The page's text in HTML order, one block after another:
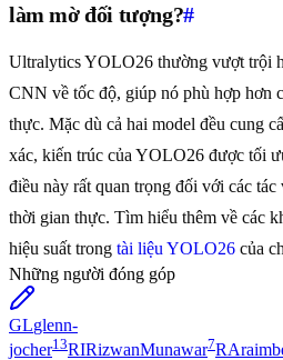
làm mờ đối tượng?#
Ultralytics YOLO26 thường vượt trội
CNN về tốc độ, giúp nó phù hợp hơn
thực. Mặc dù cả hai model đều cung
xác, kiến trúc của YOLO26 được tối
điều này rất quan trọng đối với các
thời gian thực. Tìm hiểu thêm về các
hiệu suất trong tài liệu YOLO26 của
Những người đóng góp
GLglenn-
jocher13RIRizwanMunawar7RA